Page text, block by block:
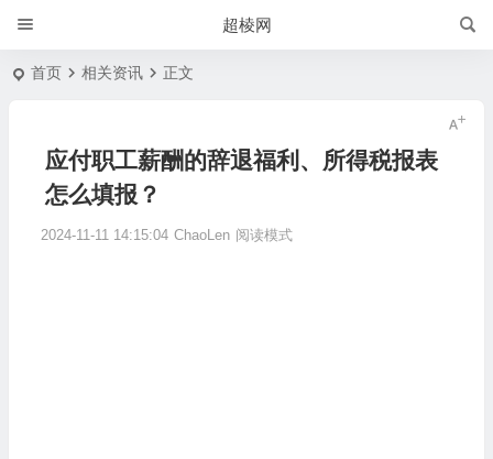
超棱网
首页 相关资讯 正文
应付职工薪酬的辞退福利、所得税报表
怎么填报？
2024-11-11 14:15:04 ChaoLen 阅读模式